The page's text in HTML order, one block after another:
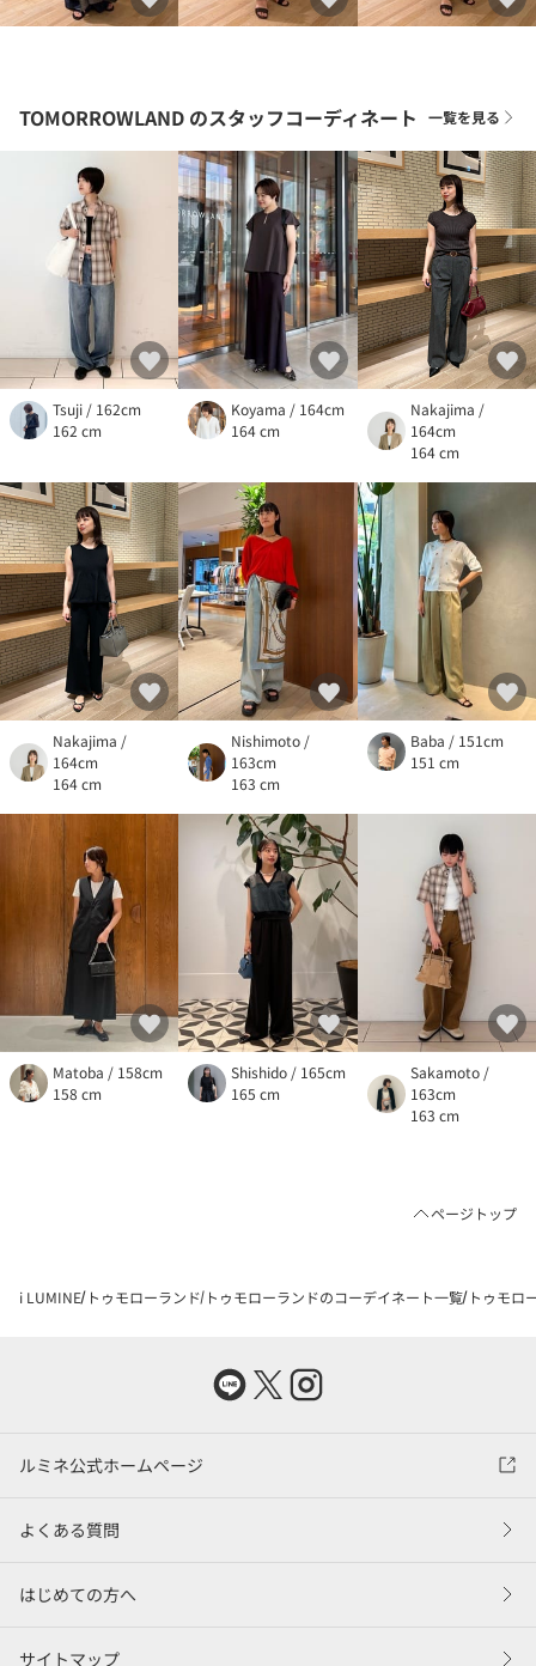
TOMORROWLAND のスタッフコーディネート 一覧を見る
Tsuji / 162cm
162 cm
Koyama / 164cm
164 cm
Nakajima /
164cm
164 cm
Nakajima /
164cm
164 cm
Nishimoto /
163cm
163 cm
Baba / 151cm
151 cm
Matoba / 158cm
158 cm
Shishido / 165cm
165 cm
Sakamoto /
163cm
163 cm
ページトップ
i LUMINE トゥモローランド トゥモローランドのコーデイネート一覧 トゥモロ
ルミネ公式ホームページ
よくある質問
はじめての方へ
サイトマップ